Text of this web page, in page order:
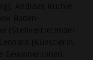
Andreas Küchle
Baden-
(Stellvertretender
(Künstlerin,
Gewinner:innen